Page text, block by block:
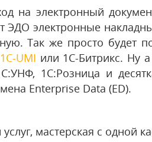
на электронный
ЭДО электронные
Так же просто будет
1С-UMI или 1С-Битрикс. Ну
1С:Розница и
Enterprise Data (ED).
мастерская с одной